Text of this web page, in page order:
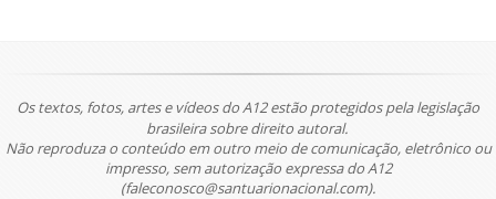
Os textos, fotos, artes e vídeos do A12 estão protegidos pela legislação
brasileira sobre direito autoral.
Não reproduza o conteúdo em outro meio de comunicação, eletrônico ou
impresso, sem autorização expressa do A12
(faleconosco@santuarionacional.com).